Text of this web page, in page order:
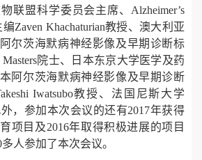
联盟科学委员会主席、Alzheimer’s
编Zaven Khachaturian教授、澳大利亚
尔茨海默病神经影像及早期诊断标
院士、日本东京大学医学及药
阿尔茨海默病神经影像及早期诊断
Iwatsubo教授、法国尼斯大学
，参加本次会议的还有2017年获得
项目及2016年取得积极进展的项目
人参加了本次会议。